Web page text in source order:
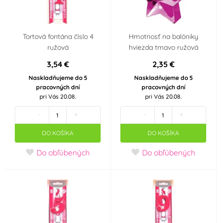
Tortová fontána číslo 4
ružová
3,54 €
Naskladňujeme do 5
pracovných dní
pri Vás 20.08.
- +
DO KOŠÍKA
Do obľúbených
Hmotnosť na balóniky
hviezda tmavo ružová
2,35 €
Naskladňujeme do 5
pracovných dní
pri Vás 20.08.
- +
DO KOŠÍKA
Do obľúbených